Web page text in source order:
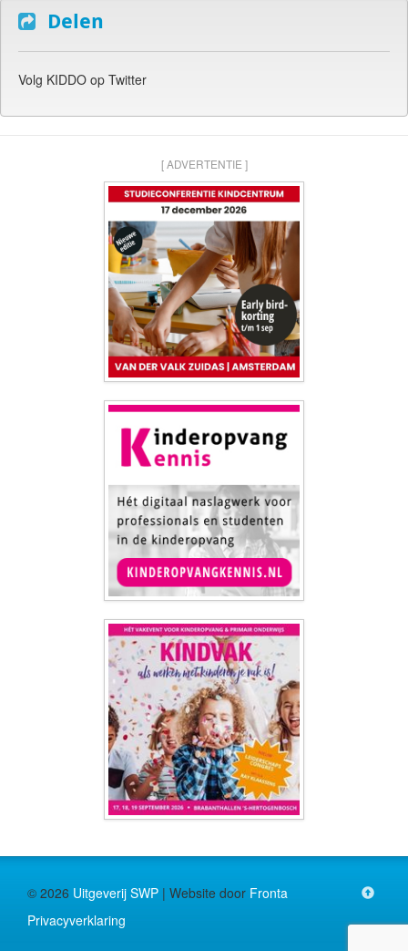
Delen
Volg KIDDO op Twitter
[ ADVERTENTIE ]
© 2026 Uitgeverij SWP | Website door Fronta
Privacyverklaring